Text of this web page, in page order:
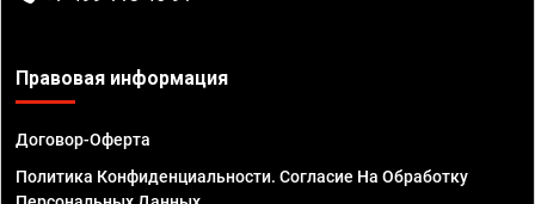
Правовая информация
Договор-Оферта
Политика Конфиденциальности. Согласие На Обработку